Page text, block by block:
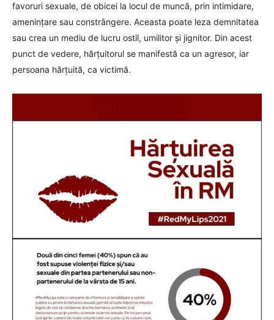
favoruri sexuale, de obicei la locul de muncă, prin intimidare,
amenințare sau constrângere. Aceasta poate leza demnitatea
sau crea un mediu de lucru ostil, umilitor și jignitor. Din acest
punct de vedere, hărțuitorul se manifestă ca un agresor, iar
persoana hărțuită, ca victimă.